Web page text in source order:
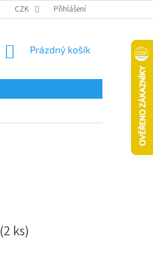
CZK Přihlášení
NÁKUPNÍ
Prázdný košík
(2 ks)